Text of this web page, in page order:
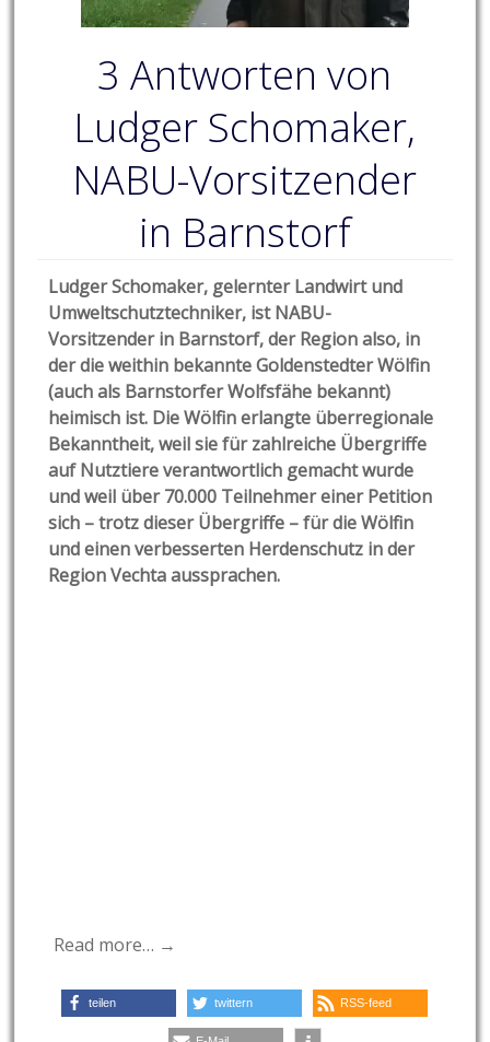
3 Antworten von
Ludger Schomaker,
NABU-Vorsitzender
in Barnstorf
Ludger Schomaker, gelernter Landwirt und
Umweltschutztechniker, ist NABU-
Vorsitzender in Barnstorf, der Region also, in
der die weithin bekannte Goldenstedter Wölfin
(auch als Barnstorfer Wolfsfähe bekannt)
heimisch ist. Die Wölfin erlangte überregionale
Bekanntheit, weil sie für zahlreiche Übergriffe
auf Nutztiere verantwortlich gemacht wurde
und weil über 70.000 Teilnehmer einer Petition
sich – trotz dieser Übergriffe – für die Wölfin
und einen verbesserten Herdenschutz in der
Region Vechta aussprachen.
Read more… →
teilen twittern RSS-feed